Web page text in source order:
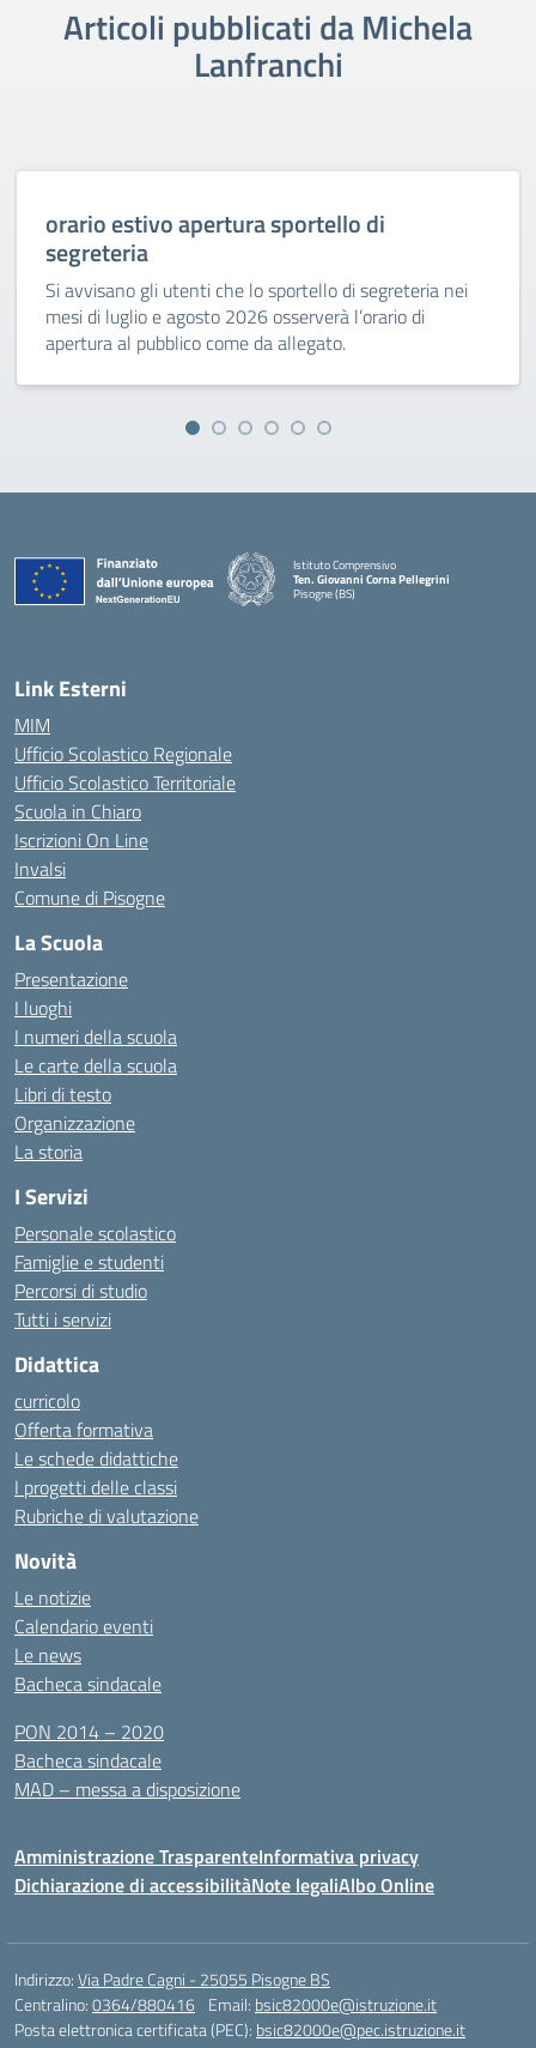
Articoli pubblicati da Michela
Lanfranchi
orario estivo apertura sportello di
segreteria
Si avvisano gli utenti che lo sportello di segreteria nei
mesi di luglio e agosto 2026 osserverà l’orario di
apertura al pubblico come da allegato.
Istituto Comprensivo
Ten. Giovanni Corna Pellegrini
Pisogne (BS)
— Visita la pagina iniziale della scuola
Link Esterni
MIM
Ufficio Scolastico Regionale
Ufficio Scolastico Territoriale
Scuola in Chiaro
Iscrizioni On Line
Invalsi
Comune di Pisogne
La Scuola
Presentazione
I luoghi
I numeri della scuola
Le carte della scuola
Libri di testo
Organizzazione
La storia
I Servizi
Personale scolastico
Famiglie e studenti
Percorsi di studio
Tutti i servizi
Didattica
curricolo
Offerta formativa
Le schede didattiche
I progetti delle classi
Rubriche di valutazione
Novità
Le notizie
Calendario eventi
Le news
Bacheca sindacale
PON 2014 – 2020
Bacheca sindacale
MAD – messa a disposizione
Amministrazione TrasparenteInformativa privacy
Dichiarazione di accessibilitàNote legaliAlbo Online
Indirizzo:Via Padre Cagni - 25055 Pisogne BS
Centralino:0364/880416 Email: bsic82000e@istruzione.it
Posta elettronica certificata (PEC): bsic82000e@pec.istruzione.it